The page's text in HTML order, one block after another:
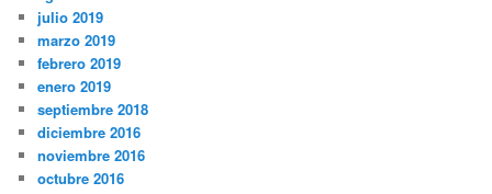
julio 2019
marzo 2019
febrero 2019
enero 2019
septiembre 2018
diciembre 2016
noviembre 2016
octubre 2016